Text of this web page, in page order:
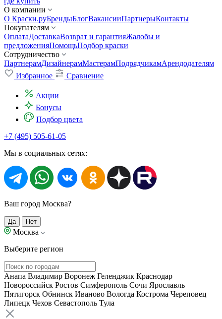
О компании
О Краски.руБрендыБлогВакансииПартнерыКонтакты
Покупателям
ОплатаДоставкаВозврат и гарантияЖалобы и
предложенияПомощьПодбор краски
Сотрудничество
ПартнерамДизайнерамМастерамПодрядчикамАрендодателям
Избранное
Сравнение
Акции
Бонусы
Подбор цвета
+7 (495) 505-61-05
Мы в социальных сетях:
Ваш город Москва?
Да Нет
Москва
Выберите регион
Анапа Владимир Воронеж Геленджик Краснодар
Новороссийск Ростов Симферополь Сочи Ярославль
Пятигорск Обнинск Иваново Вологда Кострома Череповец
Липецк Чехов Севастополь Тула